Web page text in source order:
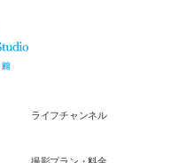
ライフチャンネル